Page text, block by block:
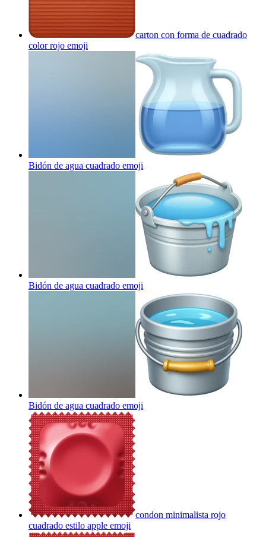
carton con forma de cuadrado
color rojo emoji
Bidón de agua cuadrado emoji
Bidón de agua cuadrado emoji
Bidón de agua cuadrado emoji
condon minimalista rojo
cuadrado estilo apple emoji